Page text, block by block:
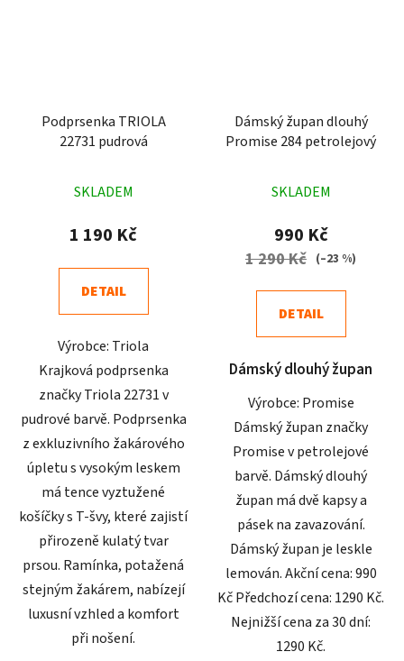
Podprsenka TRIOLA
22731 pudrová
hodnocení
produktu
4,3
z
hvězdiček.
SKLADEM
1 190 Kč
DETAIL
Výrobce: Triola
Krajková podprsenka
značky Triola 22731 v
pudrové barvě. Podprsenka
z exkluzivního žakárového
úpletu s vysokým leskem
má tence vyztužené
košíčky s T-švy, které zajistí
přirozeně kulatý tvar
prsou. Ramínka, potažená
stejným žakárem, nabízejí
luxusní vzhled a komfort
při nošení.
Dámský župan dlouhý
Promise 284 petrolejový
hodnocení
produktu
je
z
5
SKLADEM
990 Kč
1 290 Kč (–23 %)
DETAIL
Dámský dlouhý župan
Výrobce: Promise
Dámský župan značky
Promise v petrolejové
barvě. Dámský dlouhý
župan má dvě kapsy a
pásek na zavazování.
Dámský župan je leskle
lemován. Akční cena: 990
Kč Předchozí cena: 1290 Kč.
Nejnižší cena za 30 dní:
1290 Kč.